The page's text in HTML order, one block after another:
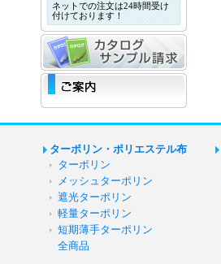
ネットでの注文は24時間受け
付けております！
ターポリン・ポリエステル布
ターポリン
メッシュターポリン
遮光ターポリン
軽量ターポリン
短期薄手ターポリン
全商品